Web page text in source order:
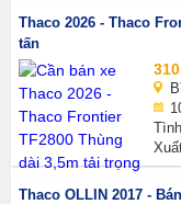
Thaco 2026 - Thaco
tấn
Thaco OLLIN 2017 -